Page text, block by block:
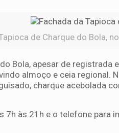
de Charque do Bola,
Bola, apesar de
almoço e ceia regional.
charque acebolada
7h às 21h e o telefone para